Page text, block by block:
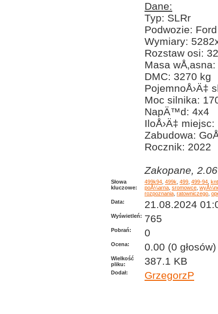
Dane:
Typ: SLRr
Podwozie:
Wymiary:
Rozstaw osi:
Masa
DMC: 3270 kg
PojemnoÅ›Ä‡
Moc silnika:
NapÄ™d: 4x4
IloÅ›Ä‡
Zabudowa:
Rocznik: 2022
Zakopane,
Słowa
kluczowe:
499k94 499k 499 499-94 knt
poÅ¼arna sromowce
rozpoznania ratowniczego
Data:
21.08.2024
Wyświetleń: 765
Pobrań: 0
Ocena: 0.00 (0 głosów)
Wielkość
pliku:
387.1 KB
Dodał: GrzegorzP